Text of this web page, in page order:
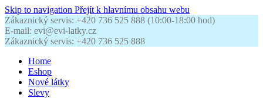
Skip to navigation Přejít k hlavnímu obsahu webu
Zákaznický servis: +420 736 525 888 (10:00-18:00 hod)
E-mail: evi@evi-latky.cz
Zákaznický servis: +420 736 525 888
Home
Eshop
Nové látky
Slevy